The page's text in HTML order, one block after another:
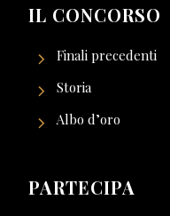
IL CONCORSO
Finali precedenti
Storia
Albo d’oro
PARTECIPA